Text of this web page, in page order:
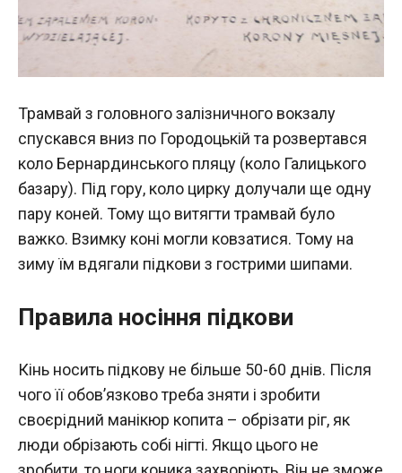
Трамвай з головного залізничного вокзалу
спускався вниз по Городоцькій та розвертався
коло Бернардинського пляцу (коло Галицького
базару). Під гору, коло цирку долучали ще одну
пару коней. Тому що витягти трамвай було
важко. Взимку коні могли ковзатися. Тому на
зиму їм вдягали підкови з гострими шипами.
Правила носіння підкови
Кінь носить підкову не більше 50-60 днів. Після
чого її обов’язково треба зняти і зробити
своєрідний манікюр копита – обрізати ріг, як
люди обрізають собі нігті. Якщо цього не